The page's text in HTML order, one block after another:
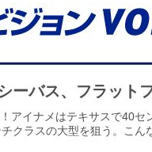
ーバス、フラット
アイナメはテキサスで40
クラスの大型を狙う。こ